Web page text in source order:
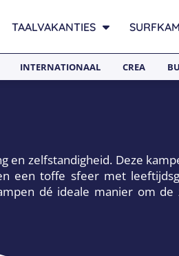
TAALVAKANTIES
INTERNATIONAAL CREA
zelfstandigheid. Deze
een toffe sfeer met
dé ideale manier om